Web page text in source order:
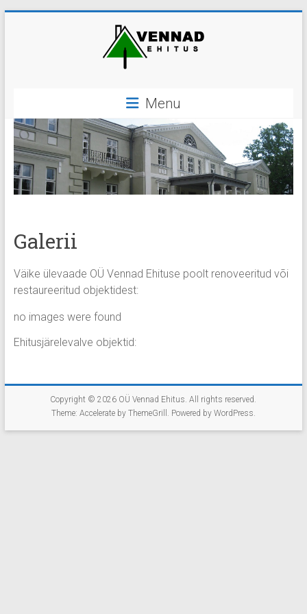
Vennad
Ehitus
ehitus,
ehitustööd
Menu
Galerii
Väike ülevaade OÜ Vennad Ehituse poolt renoveeritud või
restaureeritud objektidest:
no images were found
Ehitusjärelevalve objektid:
Copyright © 2026 OÜ Vennad Ehitus. All rights reserved.
Theme: Accelerateby ThemeGrill. Powered by WordPress.